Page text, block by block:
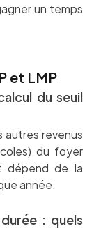
un temps
et LMP
du seuil
autres revenus
du foyer
dépend de la
année.
: quels